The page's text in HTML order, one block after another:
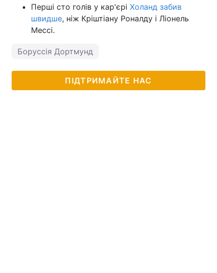
Перші сто голів у кар'єрі Холанд забив
швидше, ніж Кріштіану Роналду і Ліонель
Мессі.
Боруссія Дортмунд
ПІДТРИМАЙТЕ НАС